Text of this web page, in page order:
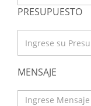
PRESUPUESTO
MENSAJE